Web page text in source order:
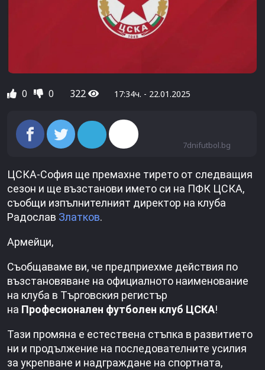
0 0 322 17:34ч. - 22.01.2025
7dnifutbol.bg
ЦСКА-София ще премахне тирето от следващия
сезон и ще възстанови името си на ПФК ЦСКА,
съобщи изпълнителният директор на клуба
Радослав Златков.
Армейци,
Съобщаваме ви, че предприехме действия по
възстановяване на официалното наименование
на клуба в Търговския регистър
на Професионален футболен клуб ЦСКА!
Тази промяна е естествена стъпка в развитието
ни и продължение на последователните усилия
за укрепване и надграждане на спортната,